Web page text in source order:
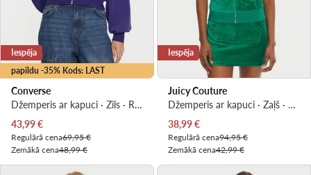
papildu -35% Kods: LAST
Iespēja
Converse
Džemperis ar kapuci · Zils · Relaxed Fit
Pašreizējā cena
43,99€
Regulārā cena69,95 €
Zemākā cena48,99 €
Iespēja
Juicy Couture
Džemperis ar kapuci · Zaļš · Slim Fit
Pašreizējā cena
38,99€
Regulārā cena94,95 €
Zemākā cena42,99 €